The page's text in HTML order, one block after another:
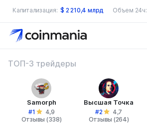
Капитализация: $ 2 210,4 млрд Объем 24ч:
ТОП-3 трейдеры
Samorph
#1
4,9
Отзывы (338)
Высшая Точка
#2
4,7
Отзывы (264)